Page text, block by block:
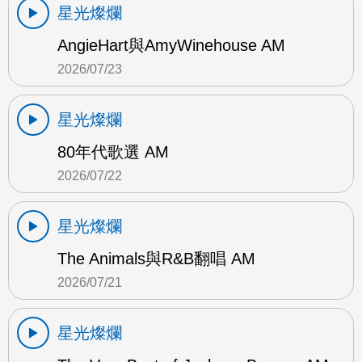
星光燦爛
AngieHart與AmyWinehouse AM
2026/07/23
星光燦爛
80年代歌選 AM
2026/07/22
星光燦爛
The Animals與R&B翻唱 AM
2026/07/21
星光燦爛